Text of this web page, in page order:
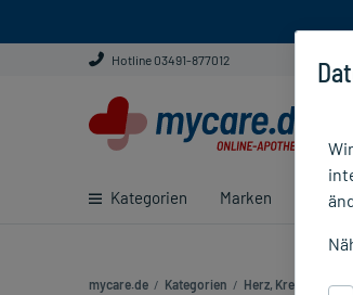
Hotline 03491-877012
Kategorien Marken
mycare.de / Kategorien / Herz, Kreislauf &